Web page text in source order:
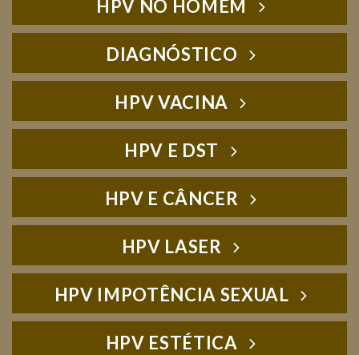
HPV NO HOMEM
DIAGNÓSTICO
HPV VACINA
HPV E DST
HPV E CÂNCER
HPV LASER
HPV IMPOTÊNCIA SEXUAL
HPV ESTÉTICA